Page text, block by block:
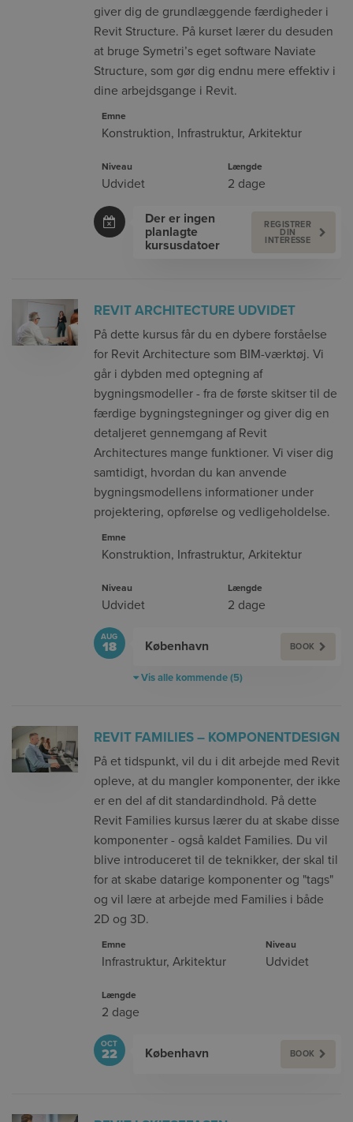
giver dig de grundlæggende færdigheder i
Revit Structure. På kurset lærer du desuden
at bruge Symetri’s eget software Naviate
Structure, som gør dig endnu mere effektiv i
dine arbejdsgange i Revit.
Emne
Konstruktion, Infrastruktur, Arkitektur
Niveau
Udvidet
Længde
2 dage
Der er ingen
planlagte
kursusdatoer
REGISTRER
DIN
INTERESSE
REVIT ARCHITECTURE UDVIDET
På dette kursus får du en dybere forståelse
for Revit Architecture som BIM-værktøj. Vi
går i dybden med optegning af
bygningsmodeller - fra de første skitser til de
færdige bygningstegninger og giver dig en
detaljeret gennemgang af Revit
Architectures mange funktioner. Vi viser dig
samtidigt, hvordan du kan anvende
bygningsmodellens informationer under
projektering, opførelse og vedligeholdelse.
Emne
Konstruktion, Infrastruktur, Arkitektur
Niveau
Udvidet
Længde
2 dage
AUG
18 København BOOK
Vis alle kommende (5)
REVIT FAMILIES – KOMPONENTDESIGN
På et tidspunkt, vil du i dit arbejde med Revit
opleve, at du mangler komponenter, der ikke
er en del af dit standardindhold. På dette
Revit Families kursus lærer du at skabe disse
komponenter - også kaldet Families. Du vil
blive introduceret til de teknikker, der skal til
for at skabe datarige komponenter og "tags"
og vil lære at arbejde med Families i både
2D og 3D.
Emne
Infrastruktur, Arkitektur
Niveau
Udvidet
Længde
2 dage
OCT
22 København BOOK